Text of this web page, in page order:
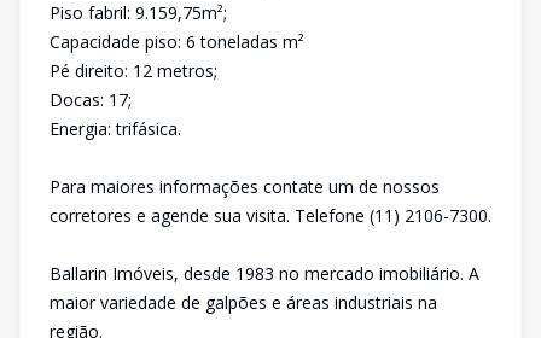
Piso fabril: 9.159,75m²;
Capacidade piso: 6 toneladas m²
Pé direito: 12 metros;
Docas: 17;
Energia: trifásica.
Para maiores informações contate um de nossos
corretores e agende sua visita. Telefone (11) 2106-7300.
Ballarin Imóveis, desde 1983 no mercado imobiliário. A
maior variedade de galpões e áreas industriais na
região.